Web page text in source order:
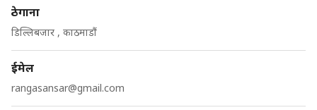
ठेगाना
डिल्लिबजार , काठमाडौं
ईमेल
rangasansar@gmail.com